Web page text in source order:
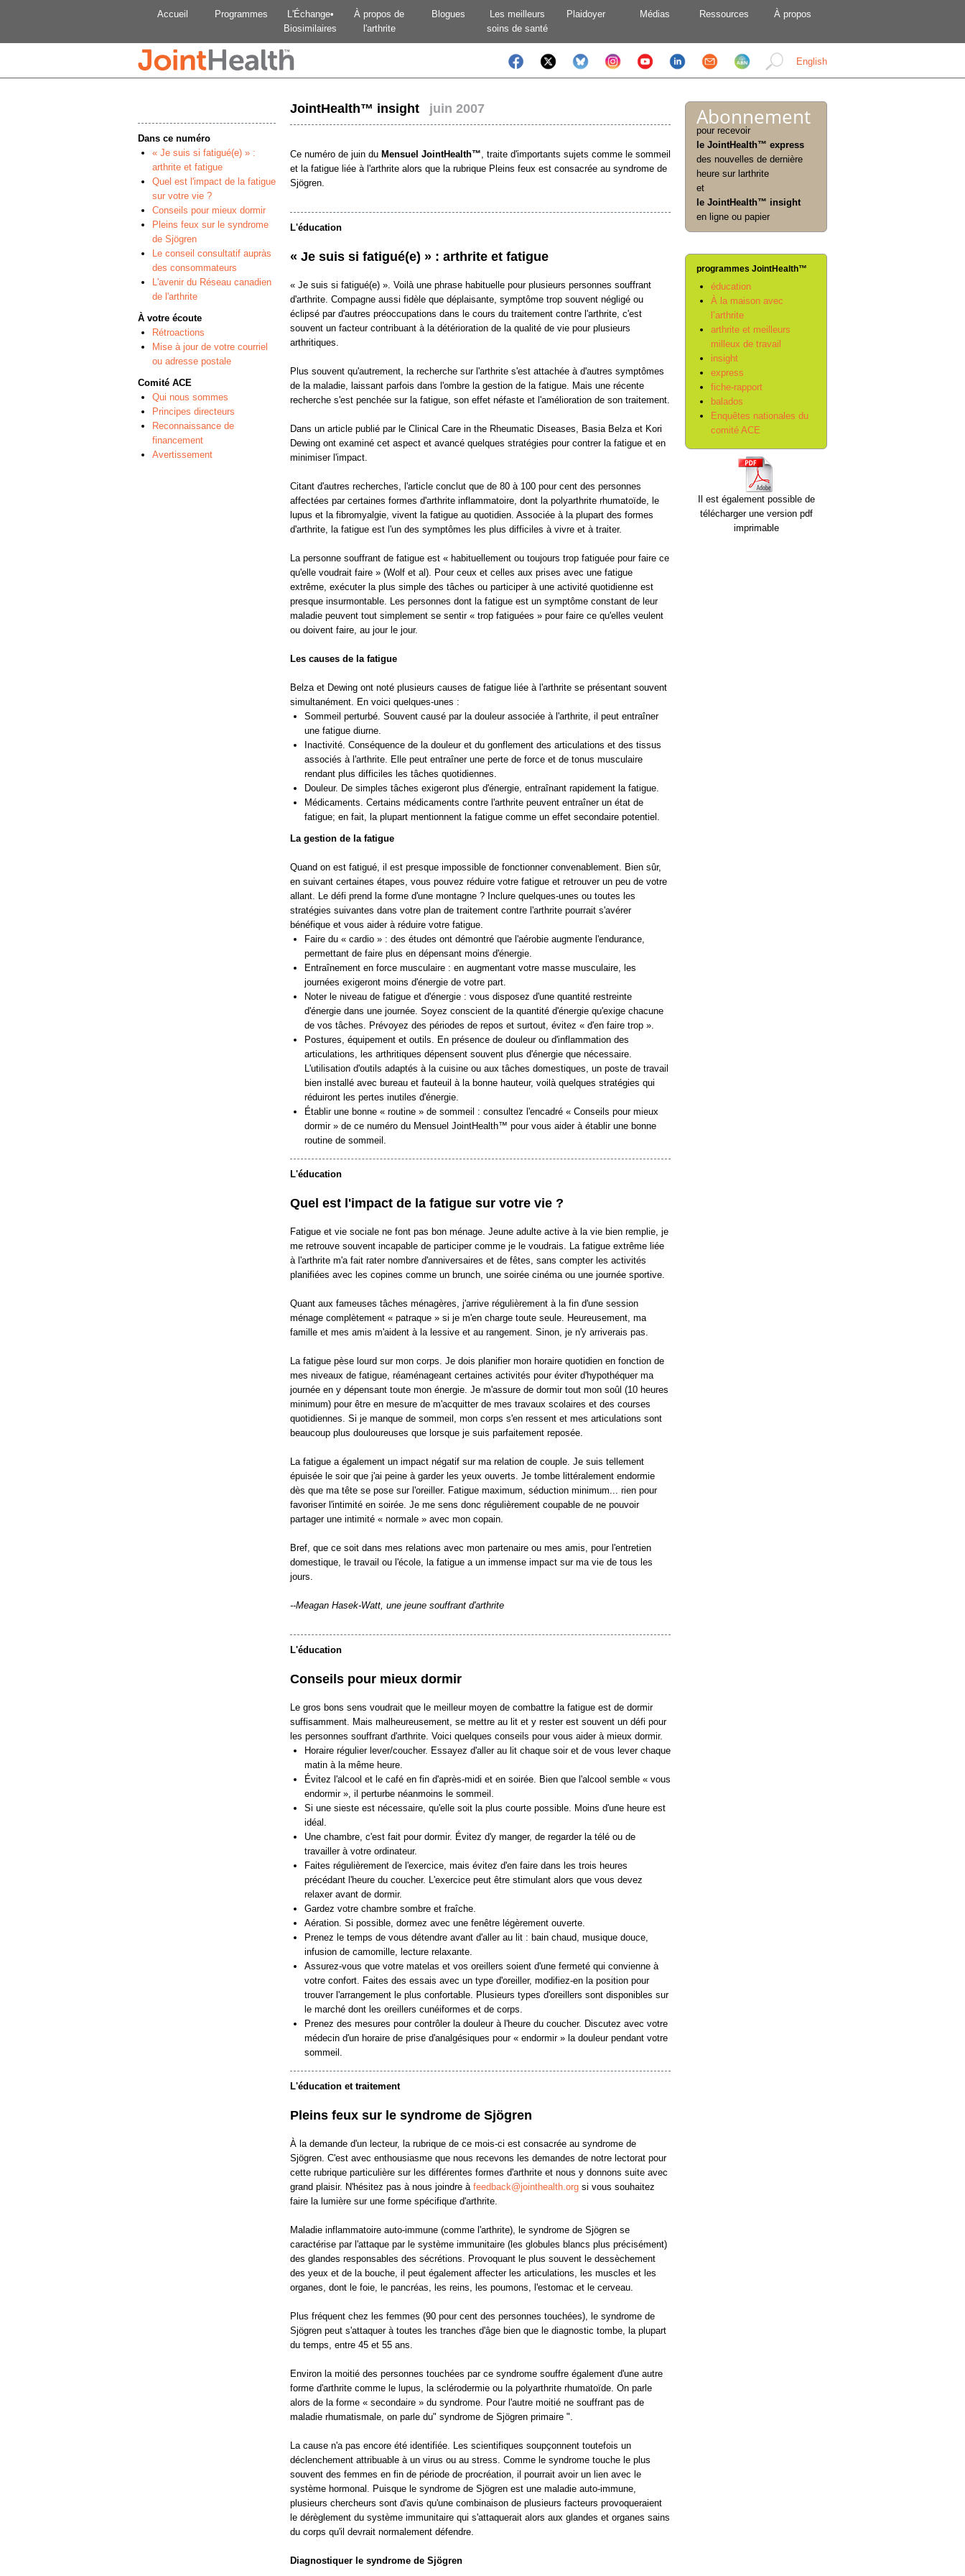
Accueil Programmes
L'Échange•
Biosimilaires
À propos de
l'arthrite
Blogues
Les meilleurs
soins de santé
Plaidoyer Médias Ressources À propos
English
Dans ce numéro
« Je suis si fatigué(e) » :
arthrite et fatigue
Quel est l'impact de la fatigue
sur votre vie ?
Conseils pour mieux dormir
Pleins feux sur le syndrome
de Sjögren
Le conseil consultatif aupràs
des consommateurs
L'avenir du Réseau canadien
de l'arthrite
À votre écoute
Rétroactions
Mise à jour de votre courriel
ou adresse postale
Comité ACE
Qui nous sommes
Principes directeurs
Reconnaissance de
financement
Avertissement
JointHealth™ insight juin 2007
Ce numéro de juin du Mensuel JointHealth™, traite d'importants sujets comme le sommeil
et la fatigue liée à l'arthrite alors que la rubrique Pleins feux est consacrée au syndrome de
Sjögren.
L'éducation
« Je suis si fatigué(e) » : arthrite et fatigue
« Je suis si fatigué(e) ». Voilà une phrase habituelle pour plusieurs personnes souffrant
d'arthrite. Compagne aussi fidèle que déplaisante, symptôme trop souvent négligé ou
éclipsé par d'autres préoccupations dans le cours du traitement contre l'arthrite, c'est
souvent un facteur contribuant à la détérioration de la qualité de vie pour plusieurs
arthritiques.
Plus souvent qu'autrement, la recherche sur l'arthrite s'est attachée à d'autres symptômes
de la maladie, laissant parfois dans l'ombre la gestion de la fatigue. Mais une récente
recherche s'est penchée sur la fatigue, son effet néfaste et l'amélioration de son traitement.
Dans un article publié par le Clinical Care in the Rheumatic Diseases, Basia Belza et Kori
Dewing ont examiné cet aspect et avancé quelques stratégies pour contrer la fatigue et en
minimiser l'impact.
Citant d'autres recherches, l'article conclut que de 80 à 100 pour cent des personnes
affectées par certaines formes d'arthrite inflammatoire, dont la polyarthrite rhumatoïde, le
lupus et la fibromyalgie, vivent la fatigue au quotidien. Associée à la plupart des formes
d'arthrite, la fatigue est l'un des symptômes les plus difficiles à vivre et à traiter.
La personne souffrant de fatigue est « habituellement ou toujours trop fatiguée pour faire ce
qu'elle voudrait faire » (Wolf et al). Pour ceux et celles aux prises avec une fatigue
extrême, exécuter la plus simple des tâches ou participer à une activité quotidienne est
presque insurmontable. Les personnes dont la fatigue est un symptôme constant de leur
maladie peuvent tout simplement se sentir « trop fatiguées » pour faire ce qu'elles veulent
ou doivent faire, au jour le jour.
Les causes de la fatigue
Belza et Dewing ont noté plusieurs causes de fatigue liée à l'arthrite se présentant souvent
simultanément. En voici quelques-unes :
Sommeil perturbé. Souvent causé par la douleur associée à l'arthrite, il peut entraîner
une fatigue diurne.
Inactivité. Conséquence de la douleur et du gonflement des articulations et des tissus
associés à l'arthrite. Elle peut entraîner une perte de force et de tonus musculaire
rendant plus difficiles les tâches quotidiennes.
Douleur. De simples tâches exigeront plus d'énergie, entraînant rapidement la fatigue.
Médicaments. Certains médicaments contre l'arthrite peuvent entraîner un état de
fatigue; en fait, la plupart mentionnent la fatigue comme un effet secondaire potentiel.
La gestion de la fatigue
Quand on est fatigué, il est presque impossible de fonctionner convenablement. Bien sûr,
en suivant certaines étapes, vous pouvez réduire votre fatigue et retrouver un peu de votre
allant. Le défi prend la forme d'une montagne ? Inclure quelques-unes ou toutes les
stratégies suivantes dans votre plan de traitement contre l'arthrite pourrait s'avérer
bénéfique et vous aider à réduire votre fatigue.
Faire du « cardio » : des études ont démontré que l'aérobie augmente l'endurance,
permettant de faire plus en dépensant moins d'énergie.
Entraînement en force musculaire : en augmentant votre masse musculaire, les
journées exigeront moins d'énergie de votre part.
Noter le niveau de fatigue et d'énergie : vous disposez d'une quantité restreinte
d'énergie dans une journée. Soyez conscient de la quantité d'énergie qu'exige chacune
de vos tâches. Prévoyez des périodes de repos et surtout, évitez « d'en faire trop ».
Postures, équipement et outils. En présence de douleur ou d'inflammation des
articulations, les arthritiques dépensent souvent plus d'énergie que nécessaire.
L'utilisation d'outils adaptés à la cuisine ou aux tâches domestiques, un poste de travail
bien installé avec bureau et fauteuil à la bonne hauteur, voilà quelques stratégies qui
réduiront les pertes inutiles d'énergie.
Établir une bonne « routine » de sommeil : consultez l'encadré « Conseils pour mieux
dormir » de ce numéro du Mensuel JointHealth™ pour vous aider à établir une bonne
routine de sommeil.
L'éducation
Quel est l'impact de la fatigue sur votre vie ?
Fatigue et vie sociale ne font pas bon ménage. Jeune adulte active à la vie bien remplie, je
me retrouve souvent incapable de participer comme je le voudrais. La fatigue extrême liée
à l'arthrite m'a fait rater nombre d'anniversaires et de fêtes, sans compter les activités
planifiées avec les copines comme un brunch, une soirée cinéma ou une journée sportive.
Quant aux fameuses tâches ménagères, j'arrive régulièrement à la fin d'une session
ménage complètement « patraque » si je m'en charge toute seule. Heureusement, ma
famille et mes amis m'aident à la lessive et au rangement. Sinon, je n'y arriverais pas.
La fatigue pèse lourd sur mon corps. Je dois planifier mon horaire quotidien en fonction de
mes niveaux de fatigue, réaménageant certaines activités pour éviter d'hypothéquer ma
journée en y dépensant toute mon énergie. Je m'assure de dormir tout mon soûl (10 heures
minimum) pour être en mesure de m'acquitter de mes travaux scolaires et des courses
quotidiennes. Si je manque de sommeil, mon corps s'en ressent et mes articulations sont
beaucoup plus douloureuses que lorsque je suis parfaitement reposée.
La fatigue a également un impact négatif sur ma relation de couple. Je suis tellement
épuisée le soir que j'ai peine à garder les yeux ouverts. Je tombe littéralement endormie
dès que ma tête se pose sur l'oreiller. Fatigue maximum, séduction minimum... rien pour
favoriser l'intimité en soirée. Je me sens donc régulièrement coupable de ne pouvoir
partager une intimité « normale » avec mon copain.
Bref, que ce soit dans mes relations avec mon partenaire ou mes amis, pour l'entretien
domestique, le travail ou l'école, la fatigue a un immense impact sur ma vie de tous les
jours.
--Meagan Hasek-Watt, une jeune souffrant d'arthrite
L'éducation
Conseils pour mieux dormir
Le gros bons sens voudrait que le meilleur moyen de combattre la fatigue est de dormir
suffisamment. Mais malheureusement, se mettre au lit et y rester est souvent un défi pour
les personnes souffrant d'arthrite. Voici quelques conseils pour vous aider à mieux dormir.
Horaire régulier lever/coucher. Essayez d'aller au lit chaque soir et de vous lever chaque
matin à la même heure.
Évitez l'alcool et le café en fin d'après-midi et en soirée. Bien que l'alcool semble « vous
endormir », il perturbe néanmoins le sommeil.
Si une sieste est nécessaire, qu'elle soit la plus courte possible. Moins d'une heure est
idéal.
Une chambre, c'est fait pour dormir. Évitez d'y manger, de regarder la télé ou de
travailler à votre ordinateur.
Faites régulièrement de l'exercice, mais évitez d'en faire dans les trois heures
précédant l'heure du coucher. L'exercice peut être stimulant alors que vous devez
relaxer avant de dormir.
Gardez votre chambre sombre et fraîche.
Aération. Si possible, dormez avec une fenêtre légèrement ouverte.
Prenez le temps de vous détendre avant d'aller au lit : bain chaud, musique douce,
infusion de camomille, lecture relaxante.
Assurez-vous que votre matelas et vos oreillers soient d'une fermeté qui convienne à
votre confort. Faites des essais avec un type d'oreiller, modifiez-en la position pour
trouver l'arrangement le plus confortable. Plusieurs types d'oreillers sont disponibles sur
le marché dont les oreillers cunéiformes et de corps.
Prenez des mesures pour contrôler la douleur à l'heure du coucher. Discutez avec votre
médecin d'un horaire de prise d'analgésiques pour « endormir » la douleur pendant votre
sommeil.
L'éducation et traitement
Pleins feux sur le syndrome de Sjögren
À la demande d'un lecteur, la rubrique de ce mois-ci est consacrée au syndrome de
Sjögren. C'est avec enthousiasme que nous recevons les demandes de notre lectorat pour
cette rubrique particulière sur les différentes formes d'arthrite et nous y donnons suite avec
grand plaisir. N'hésitez pas à nous joindre à feedback@jointhealth.org si vous souhaitez
faire la lumière sur une forme spécifique d'arthrite.
Maladie inflammatoire auto-immune (comme l'arthrite), le syndrome de Sjögren se
caractérise par l'attaque par le système immunitaire (les globules blancs plus précisément)
des glandes responsables des sécrétions. Provoquant le plus souvent le dessèchement
des yeux et de la bouche, il peut également affecter les articulations, les muscles et les
organes, dont le foie, le pancréas, les reins, les poumons, l'estomac et le cerveau.
Plus fréquent chez les femmes (90 pour cent des personnes touchées), le syndrome de
Sjögren peut s'attaquer à toutes les tranches d'âge bien que le diagnostic tombe, la plupart
du temps, entre 45 et 55 ans.
Environ la moitié des personnes touchées par ce syndrome souffre également d'une autre
forme d'arthrite comme le lupus, la sclérodermie ou la polyarthrite rhumatoïde. On parle
alors de la forme « secondaire » du syndrome. Pour l'autre moitié ne souffrant pas de
maladie rhumatismale, on parle du" syndrome de Sjögren primaire ".
La cause n'a pas encore été identifiée. Les scientifiques soupçonnent toutefois un
déclenchement attribuable à un virus ou au stress. Comme le syndrome touche le plus
souvent des femmes en fin de période de procréation, il pourrait avoir un lien avec le
système hormonal. Puisque le syndrome de Sjögren est une maladie auto-immune,
plusieurs chercheurs sont d'avis qu'une combinaison de plusieurs facteurs provoqueraient
le dérèglement du système immunitaire qui s'attaquerait alors aux glandes et organes sains
du corps qu'il devrait normalement défendre.
Diagnostiquer le syndrome de Sjögren
Abonnement
pour recevoir
le JointHealth™ express
des nouvelles de dernière
heure sur larthrite
et
le JointHealth™ insight
en ligne ou papier
programmes JointHealth™
éducation
À la maison avec
l’arthrite
arthrite et meilleurs
milleux de travail
insight
express
fiche-rapport
balados
Enquêtes nationales du
comité ACE
Il est également possible de
télécharger une version pdf
imprimable